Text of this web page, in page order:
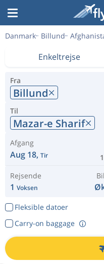
Danmark Billund
Enkeltrejse
Fra
Billund
Til
Mazar-e Sharif
Afgang
Aug 18, Tir
Rejsende
1 Voksen
Fleksible datoer
Carry-on baggage